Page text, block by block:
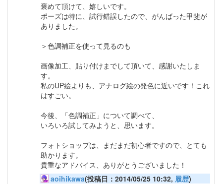
褒めて頂けて、嬉しいです。
ポーズは特に、試行錯誤したので、がんばった甲斐が
ありました。
＞色調補正を使って見るのも
画像加工、貼り付けまでして頂いて、感謝いたしま
す。
私のUP絵よりも、アナログ絵の発色に近いです！これ
はすごい。
今後、「色調補正」について調べて、
いろいろ試してみようと、思います。
フォトショップは、まだまだ初心者ですので、とても
助かります。
貴重なアドバイス、ありがとうございました！
aoihikawa(投稿日：2014/05/25 10:32, 履歴)